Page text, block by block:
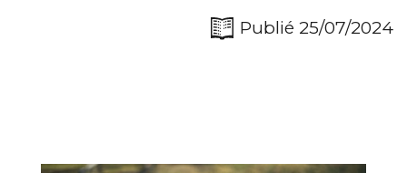
Publié 25/07/2024